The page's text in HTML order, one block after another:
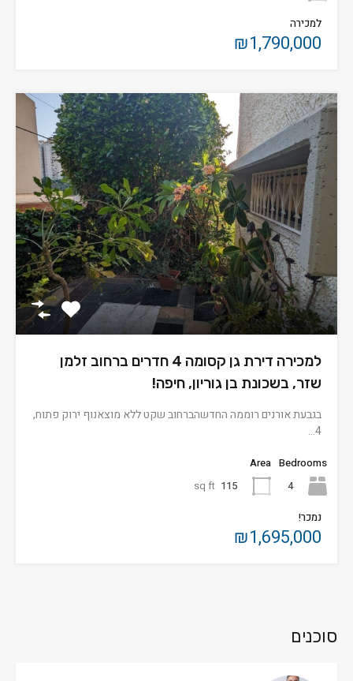
למכירה
₪1,790,000
למכירה דירת גן קסומה 4 חדרים ברחוב זלמן
שזר, בשכונת בן גוריון, חיפה!
בגבעת אורנים רוממה החדשהברחוב שקט ללא מוצאנוף ירוק פתוח,
4…
Bedrooms
4
Area
115
sq ft
נמכר!
₪1,695,000
סוכנים